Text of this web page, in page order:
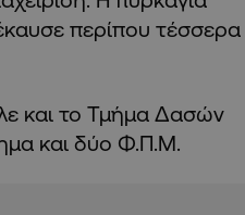
περίπου τέσσερα
και το Τμήμα Δασών
και δύο Φ.Π.Μ.